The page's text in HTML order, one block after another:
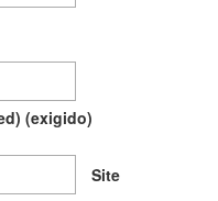
(exigido)
Site